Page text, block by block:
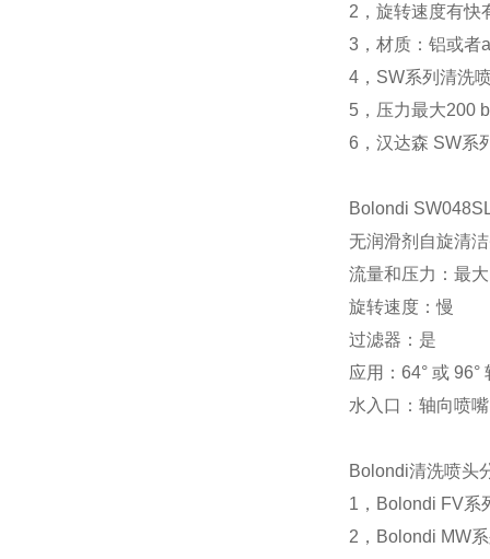
2，旋转速度有快
3，材质：铝或者
4，SW系列清洗
5，压力最大200
6，汉达森 SW系
Bolondi
无润滑剂自旋清
流量和压力：最
旋转速度：慢
过滤器：是
应用：64° 或
水入口：轴向喷
Bolondi清洗喷头
1，Bolondi FV系
2，Bolondi MW